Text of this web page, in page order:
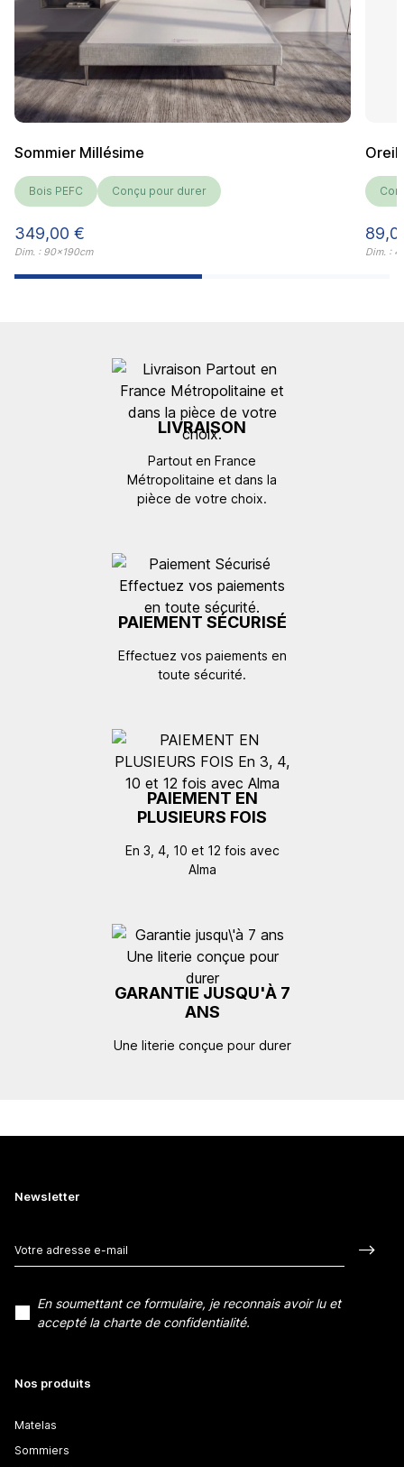
Sommier Millésime
Bois PEFC Conçu pour durer
Prix
349,00 €
Dim. : 90x190cm
Prix
Dim. :
LIVRAISON
Partout en France
Métropolitaine et dans la
pièce de votre choix.
PAIEMENT SÉCURISÉ
Effectuez vos paiements en
toute sécurité.
PAIEMENT EN
PLUSIEURS FOIS
En 3, 4, 10 et 12 fois avec
Alma
GARANTIE JUSQU'À 7
ANS
Une literie conçue pour durer
Newsletter
En soumettant ce formulaire, je reconnais avoir lu et
accepté la charte de confidentialité.
Nos produits
Matelas
Sommiers